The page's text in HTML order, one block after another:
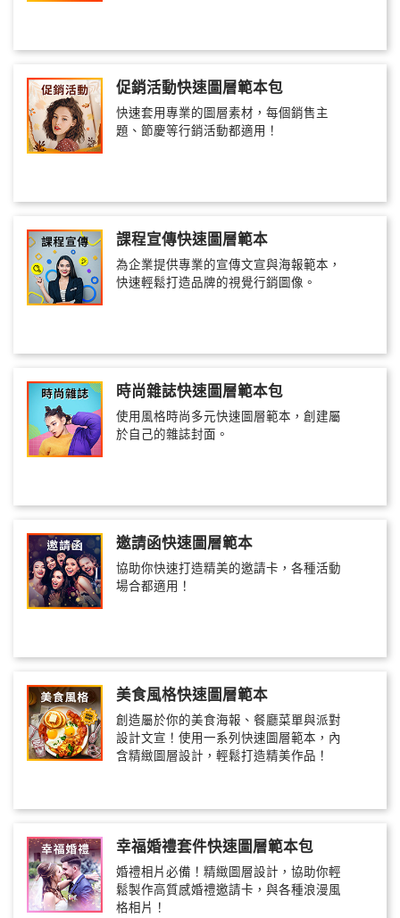
促銷活動快速圖層範本包
快速套用專業的圖層素材，每個銷售主
題、節慶等行銷活動都適用！
課程宣傳快速圖層範本
為企業提供專業的宣傳文宣與海報範本，
快速輕鬆打造品牌的視覺行銷圖像。
時尚雜誌快速圖層範本包
使用風格時尚多元快速圖層範本，創建屬
於自己的雜誌封面。
邀請函快速圖層範本
協助你快速打造精美的邀請卡，各種活動
場合都適用！
美食風格快速圖層範本
創造屬於你的美食海報、餐廳菜單與派對
設計文宣！使用一系列快速圖層範本，內
含精緻圖層設計，輕鬆打造精美作品！
幸福婚禮套件快速圖層範本包
婚禮相片必備！精緻圖層設計，協助你輕
鬆製作高質感婚禮邀請卡，與各種浪漫風
格相片！